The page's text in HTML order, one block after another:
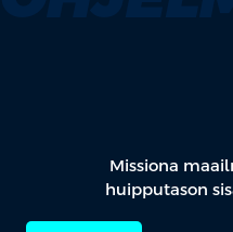
Missiona
huipputason